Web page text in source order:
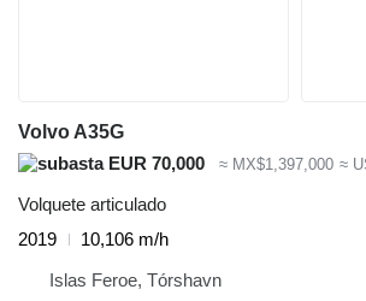
Volvo A35G
EUR 70,000
≈ MX$1,397,000 ≈
Volquete articulado
2019
10,106 m/h
Islas Feroe, Tórshavn